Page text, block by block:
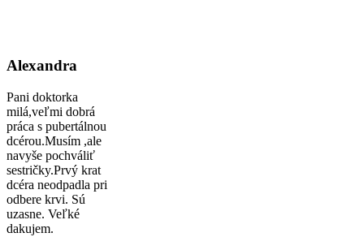
Alexandra
Pani doktorka
milá,veľmi dobrá
práca s pubertálnou
dcérou.Musím ,ale
navyše pochváliť
sestričky.Prvý krat
dcéra neodpadla pri
odbere krvi. Sú
uzasne. Veľké
dakujem.